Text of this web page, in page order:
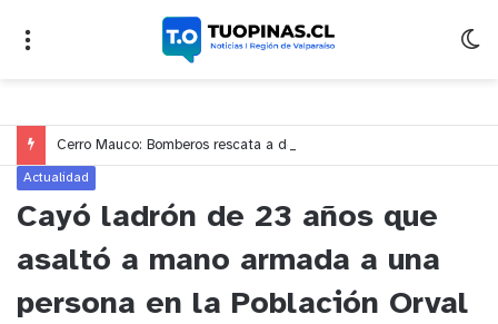
Actualidad
Cayó ladrón de 23 años que
asaltó a mano armada a una
persona en la Población Orval